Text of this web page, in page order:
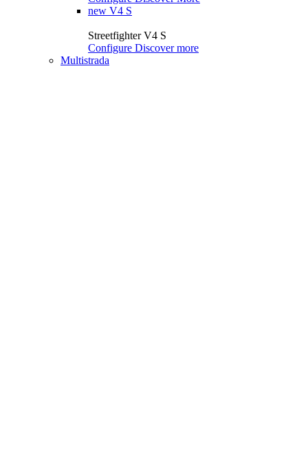
new V4 S
Streetfighter V4 S
Configure Discover more
Multistrada